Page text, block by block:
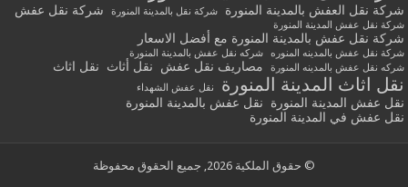
شركة نقل العفش بالمدينة المنورة شركة نقل بالمدينة المنورة شركة نقل عفش
شركة نقل عفش المدينة المنورة
شركة نقل عفش بالمدينة المنورة مع أفضل الاسعار
شركة نقل عفش بالمدينه المنوره
شركه نقل عفش بالمدينة المنورة
شركه نقل عفش بالمدينه المنورة
مصاريف نقل عفش نقل أثاث نقل اثاث
نقل اثاث المدينة المنورة نقل عفش الشهداء
نقل عفش المدينة المنورة
نقل عفش بالمدينة المنورة
نقل عفش في المدينة المنورة
© حقوق الملكية 2026, جميع الحقوق محفوظة